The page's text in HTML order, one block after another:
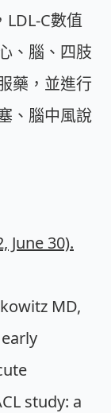
LDL-C數值
、腦、四肢
藥，並進行
、腦中風說
June 30).
MD,
study: a